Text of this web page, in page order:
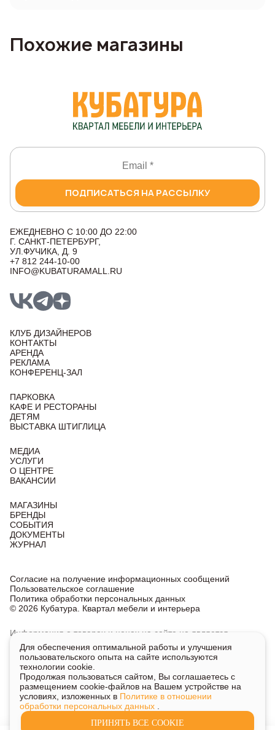
Похожие магазины
ПОДПИСАТЬСЯ НА РАССЫЛКУ
ЕЖЕДНЕВНО С 10:00 ДО 22:00
Г. САНКТ-ПЕТЕРБУРГ,
УЛ.ФУЧИКА, Д. 9
+7 812 244-10-00
INFO@KUBATURAMALL.RU
КЛУБ ДИЗАЙНЕРОВ
КОНТАКТЫ
АРЕНДА
РЕКЛАМА
КОНФЕРЕНЦ-ЗАЛ
ПАРКОВКА
КАФЕ И РЕСТОРАНЫ
ДЕТЯМ
ВЫСТАВКА ШТИГЛИЦА
МЕДИА
УСЛУГИ
О ЦЕНТРЕ
ВАКАНСИИ
МАГАЗИНЫ
БРЕНДЫ
СОБЫТИЯ
ДОКУМЕНТЫ
ЖУРНАЛ
© 2026 Кубатура. Квартал мебели и интерьера
Согласие на получение информационных сообщений
Пользовательское соглашение
Политика обработки персональных данных
Информация о товарах и ценах на сайте не является
публичной офертой, носит исключительно информационный
характер.
Для получения подробной информации о наличии
и стоимости указанных товаров и услуг напишите или
позвоните нам.
Для обеспечения оптимальной работы и улучшения
пользовательского опыта на сайте используются
технологии cookie.
Продолжая пользоваться сайтом, Вы соглашаетесь с
размещением cookie-файлов на Вашем устройстве на
условиях, изложенных в Политике в отношении
обработки персональных данных
ПРИНЯТЬ ВСЕ COOKIE